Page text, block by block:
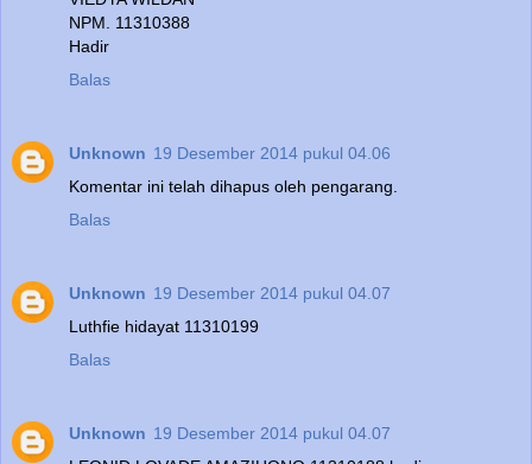
NPM. 11310388
Hadir
Balas
Unknown 19 Desember 2014 pukul 04.06
Komentar ini telah dihapus oleh pengarang.
Balas
Unknown 19 Desember 2014 pukul 04.07
Luthfie hidayat 11310199
Balas
Unknown 19 Desember 2014 pukul 04.07